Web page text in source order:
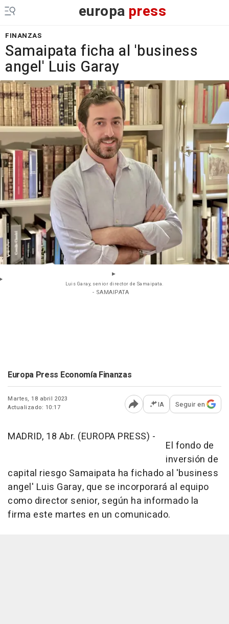
europa press
FINANZAS
Samaipata ficha al 'business
angel' Luis Garay
Luis Garay, senior director de Samaipata.
- SAMAIPATA
Europa Press Economía Finanzas
Martes, 18 abril 2023
Actualizado: 10:17
Abrir opciones para
IA Seguir en
MADRID, 18 Abr. (EUROPA PRESS) -
El fondo de
inversión de
capital riesgo Samaipata ha fichado al 'business
angel' Luis Garay, que se incorporará al equipo
como director senior, según ha informado la
firma este martes en un comunicado.